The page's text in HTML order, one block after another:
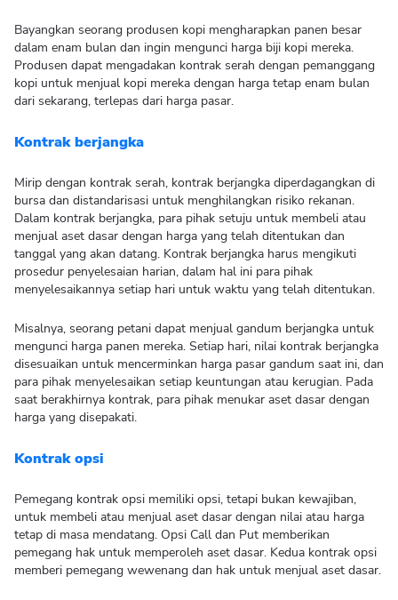
Bayangkan seorang produsen kopi mengharapkan panen besar
dalam enam bulan dan ingin mengunci harga biji kopi mereka.
Produsen dapat mengadakan kontrak serah dengan pemanggang
kopi untuk menjual kopi mereka dengan harga tetap enam bulan
dari sekarang, terlepas dari harga pasar.
Kontrak berjangka
Mirip dengan kontrak serah, kontrak berjangka diperdagangkan di
bursa dan distandarisasi untuk menghilangkan risiko rekanan.
Dalam kontrak berjangka, para pihak setuju untuk membeli atau
menjual aset dasar dengan harga yang telah ditentukan dan
tanggal yang akan datang. Kontrak berjangka harus mengikuti
prosedur penyelesaian harian, dalam hal ini para pihak
menyelesaikannya setiap hari untuk waktu yang telah ditentukan.
Misalnya, seorang petani dapat menjual gandum berjangka untuk
mengunci harga panen mereka. Setiap hari, nilai kontrak berjangka
disesuaikan untuk mencerminkan harga pasar gandum saat ini, dan
para pihak menyelesaikan setiap keuntungan atau kerugian. Pada
saat berakhirnya kontrak, para pihak menukar aset dasar dengan
harga yang disepakati.
Kontrak opsi
Pemegang kontrak opsi memiliki opsi, tetapi bukan kewajiban,
untuk membeli atau menjual aset dasar dengan nilai atau harga
tetap di masa mendatang. Opsi Call dan Put memberikan
pemegang hak untuk memperoleh aset dasar. Kedua kontrak opsi
memberi pemegang wewenang dan hak untuk menjual aset dasar.